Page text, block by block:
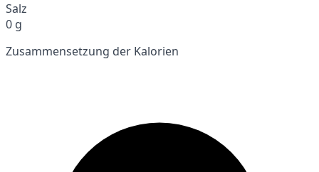
Salz
0 g
Zusammensetzung der Kalorien